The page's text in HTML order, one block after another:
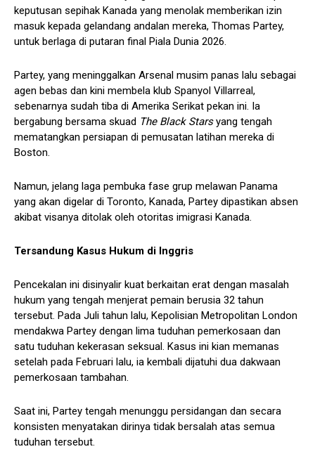
keputusan sepihak Kanada yang menolak memberikan izin
masuk kepada gelandang andalan mereka, Thomas Partey,
untuk berlaga di putaran final Piala Dunia 2026.
Partey, yang meninggalkan Arsenal musim panas lalu sebagai
agen bebas dan kini membela klub Spanyol Villarreal,
sebenarnya sudah tiba di Amerika Serikat pekan ini. Ia
bergabung bersama skuad The Black Starsyang tengah
mematangkan persiapan di pemusatan latihan mereka di
Boston.
Namun, jelang laga pembuka fase grup melawan Panama
yang akan digelar di Toronto, Kanada, Partey dipastikan absen
akibat visanya ditolak oleh otoritas imigrasi Kanada.
Tersandung Kasus Hukum di Inggris
Pencekalan ini disinyalir kuat berkaitan erat dengan masalah
hukum yang tengah menjerat pemain berusia 32 tahun
tersebut. Pada Juli tahun lalu, Kepolisian Metropolitan London
mendakwa Partey dengan lima tuduhan pemerkosaan dan
satu tuduhan kekerasan seksual. Kasus ini kian memanas
setelah pada Februari lalu, ia kembali dijatuhi dua dakwaan
pemerkosaan tambahan.
Saat ini, Partey tengah menunggu persidangan dan secara
konsisten menyatakan dirinya tidak bersalah atas semua
tuduhan tersebut.